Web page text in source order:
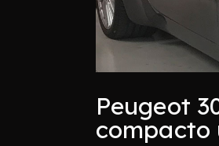
Peugeot
compacto